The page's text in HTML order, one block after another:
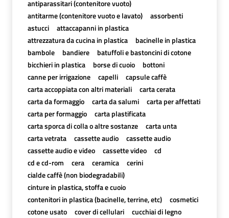
antiparassitari (contenitore vuoto)
antitarme (contenitore vuoto e lavato)
assorbenti
astucci
attaccapanni in plastica
attrezzatura da cucina in plastica
bacinelle in plastica
bambole
bandiere
batuffoli e bastoncini di cotone
bicchieri in plastica
borse di cuoio
bottoni
canne per irrigazione
capelli
capsule caffè
carta accoppiata con altri materiali
carta cerata
carta da formaggio
carta da salumi
carta per affettati
carta per formaggio
carta plastificata
carta sporca di colla o altre sostanze
carta unta
carta vetrata
cassette audio
cassette audio
cassette audio e video
cassette video
cd
cd e cd-rom
cera ceramica
cerini
cialde caffè (non biodegradabili)
cinture in plastica, stoffa e cuoio
contenitori in plastica (bacinelle, terrine, etc)
cosmetici
cotone usato
cover di cellulari
cucchiai di legno